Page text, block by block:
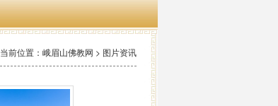
当前位置：峨眉山佛教网 > 图片资讯